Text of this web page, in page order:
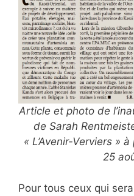
Article et photo de
de Sarah
« L’Avenir-Verviers »
25
Pour tous ceux qui